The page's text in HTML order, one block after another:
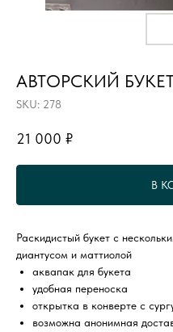
АВТОРСКИЙ
SKU: 278
21 000 ₽
В
Раскидистый букет с
диантусом и маттиолой
аквапак для букета
удобная переноска
открытка в конверте с
возможна анонимная